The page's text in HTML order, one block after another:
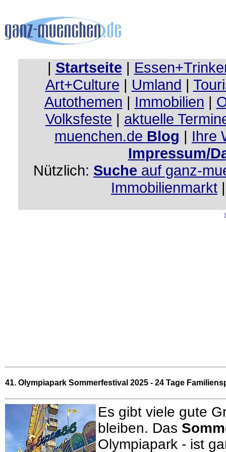
| Startseite |
Art+Culture | Umland |
Autothemen | Immobilien |
Volksfeste | aktuelle
muenchen.de Blog | Ihre
Impressum/
Nützlich: Suche auf ganz-
Immobilienmarkt
41. Olympiapark Sommerfestival 2025 - 24 Tage
Es gibt viele gute
bleiben. Das
Olympiapark - ist